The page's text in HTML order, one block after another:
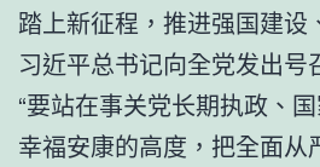
踏上新征程，推进强国建设
习近平总书记向全党发出
“要站在事关党长期执政、
幸福安康的高度，把全面从